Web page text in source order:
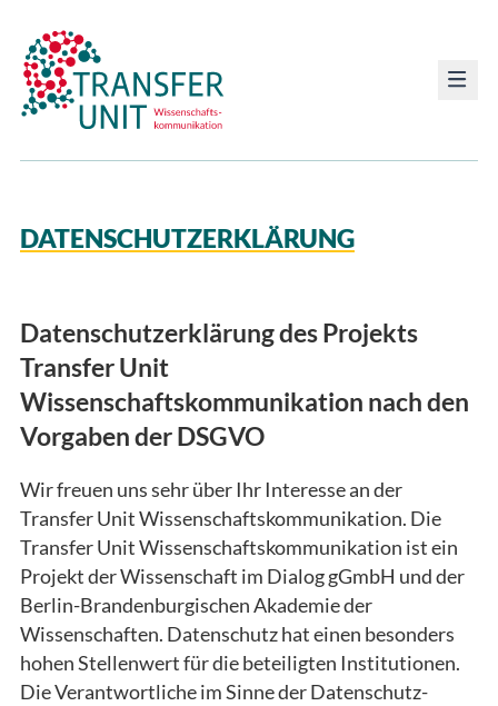
Transfer Unit
DATENSCHUTZERKLÄRUNG
Datenschutzerklärung des Projekts
Transfer Unit
Wissenschaftskommunikation nach den
Vorgaben der DSGVO
Wir freuen uns sehr über Ihr Interesse an der
Transfer Unit Wissenschaftskommunikation. Die
Transfer Unit Wissenschaftskommunikation ist ein
Projekt der Wissenschaft im Dialog gGmbH und der
Berlin-Brandenburgischen Akademie der
Wissenschaften. Datenschutz hat einen besonders
hohen Stellenwert für die beteiligten Institutionen.
Die Verantwortliche im Sinne der Datenschutz-